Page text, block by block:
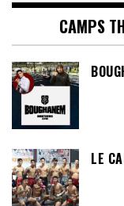
CAMPS
LE